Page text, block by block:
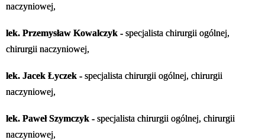
naczyniowej,
lek. Przemysław Kowalczyk - specjalista chirurgii ogólnej,
chirurgii naczyniowej,
lek. Jacek Łyczek - specjalista chirurgii ogólnej, chirurgii
naczyniowej,
lek. Paweł Szymczyk - specjalista chirurgii ogólnej, chirurgii
naczyniowej,